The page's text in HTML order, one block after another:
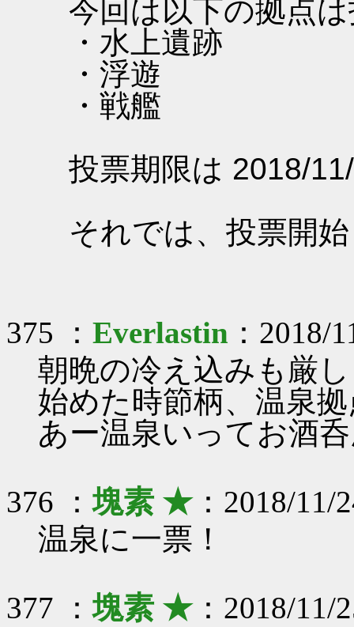
今回は以下の拠点
・水上遺跡
・浮遊
・戦艦
投票期限は 2018/
それでは、投票開
375 ： Everlastin ：2018/
朝晩の冷え込みも厳
始めた時節柄、温泉
あー温泉いってお酒
376 ：塊素 ★：2018/11/
温泉に一票！
377 ：塊素 ★：2018/11/